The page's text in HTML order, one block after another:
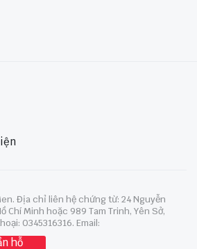
Địa chỉ liên hệ chứng từ: 24 Nguyễn
Chí Minh hoặc 989 Tam Trinh, Yên Sở,
0345316316. Email:
hỗ